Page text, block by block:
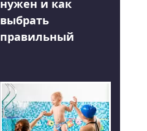
нужен и как
выбрать
правильный